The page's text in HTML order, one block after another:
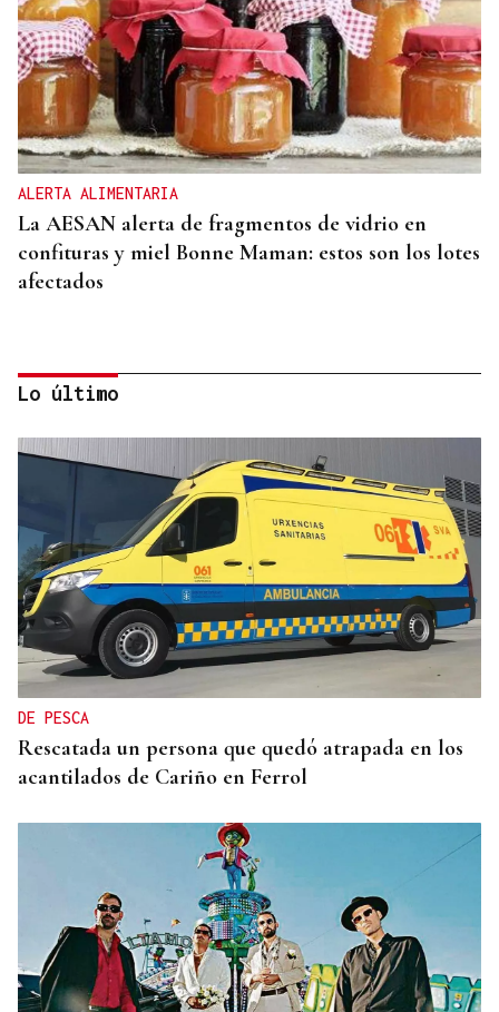
ALERTA ALIMENTARIA
La AESAN alerta de fragmentos de vidrio en
confituras y miel Bonne Maman: estos son los lotes
afectados
SEIS AÑOS
Ivanna, una historia de superación a sus seis años
que demuestra que no hay límites para soñar
Lo último
DE PESCA
Rescatada un persona que quedó atrapada en los
acantilados de Cariño en Ferrol